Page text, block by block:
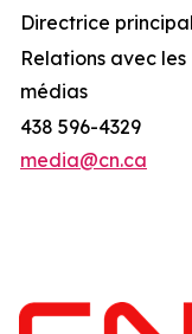
Directrice
Relations avec les
médias
438 596-4329
media@cn.ca